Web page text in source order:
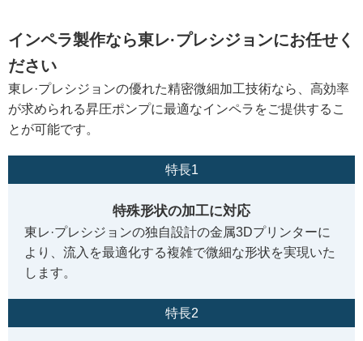
インペラ製作なら東レ·プレシジョンにお任せく
ださい
東レ·プレシジョンの優れた精密微細加工技術なら、高効率
が求められる昇圧ポンプに最適なインペラをご提供するこ
とが可能です。
特長1
特殊形状の加工に対応
東レ·プレシジョンの独自設計の金属3Dプリンターに
より、流入を最適化する複雑で微細な形状を実現いた
します。
特長2